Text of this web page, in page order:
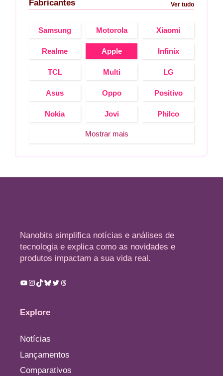
Fabricantes Ver tudo
Samsung Motorola Xiaomi
Realme Apple Infinix
TCL Multi LG
Asus Oppo Positivo
Nokia Jovi Philco
Mostrar mais
Nanobits simplifica notícias e análises de
tecnologia e explica como as novidades e
produtos impactam a sua vida real.
Youtube
Instagram
TikTok
Bluesky
TwitterThreads
Explore
Notícias
Lançamentos
Comparativos